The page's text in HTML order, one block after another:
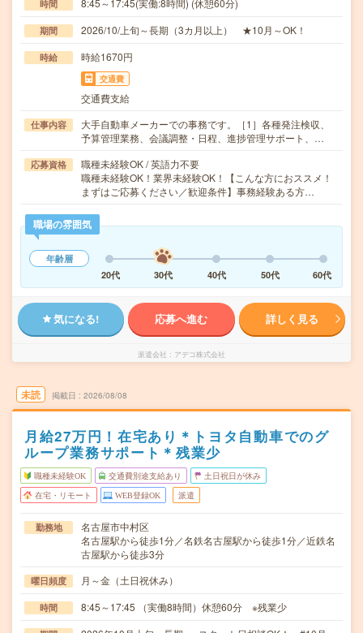
時間 8:45～17:45(実働:8時間) (休憩60分)
期間 2026/10/上旬～長期（3カ月以上） ★10月～OK！
時給 時給1670円
交通費
交通費支給
仕事内容
大手自動車メーカーでの事務です。［1］各種発注検収、
予算管理業務、会議調整・日程、進捗管理サポート、…
応募資格
職種未経験OK / 英語力不要
職種未経験OK！業界未経験OK！【こんな方におススメ！
まずはご応募ください／歓迎条件】事務経験ある方…
職場の雰囲気
年齢層
20代
30代 40代 50代 60代
気になる! 応募へ進む 詳しく見る
派遣会社 アデコ株式会社
未読 掲載日 2026/08/08
月給27万円！在宅あり＊トヨタ自動車でのグ
ループ業務サポート＊残業少
職種未経験OK 交通費別途支給あり 土日祝日が休み
在宅・リモート WEB登録OK 派遣
勤務地
名古屋市中村区
名古屋駅から徒歩1分／名鉄名古屋駅から徒歩1分／近鉄名
古屋駅から徒歩3分
曜日頻度 月～金（土日祝休み）
時間 8:45～17:45 （実働8時間）休憩60分 ※残業少